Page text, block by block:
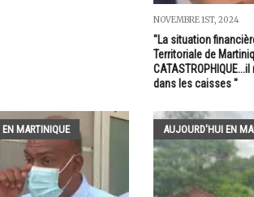
NOVEMBRE 1ST, 2024
"La situation
Territoriale de
dans les caisses "
MARTINIQUE AUJOURD'HUI EN